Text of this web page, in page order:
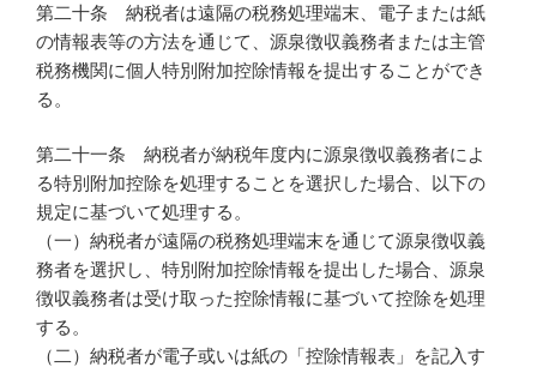
第二十条 納税者は遠隔の税務処理端末、電子または紙
の情報表等の方法を通じて、源泉徴収義務者または主管
税務機関に個人特別附加控除情報を提出することができ
る。
第二十一条 納税者が納税年度内に源泉徴収義務者によ
る特別附加控除を処理することを選択した場合、以下の
規定に基づいて処理する。
（一）納税者が遠隔の税務処理端末を通じて源泉徴収義
務者を選択し、特別附加控除情報を提出した場合、源泉
徴収義務者は受け取った控除情報に基づいて控除を処理
する。
（二）納税者が電子或いは紙の「控除情報表」を記入す